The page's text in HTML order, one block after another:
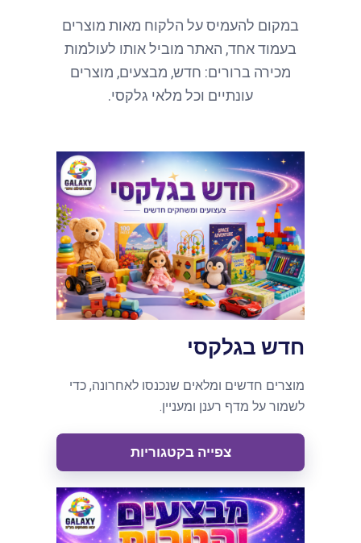
במקום להעמיס על הלקוח מאות מוצרים
בעמוד אחד, האתר מוביל אותו לעולמות
מכירה ברורים: חדש, מבצעים, מוצרים
עונתיים וכל מלאי גלקסי.
חדש בגלקסי
מוצרים חדשים ומלאים שנכנסו לאחרונה, כדי
לשמור על מדף רענן ומעניין.
צפייה בקטגוריות